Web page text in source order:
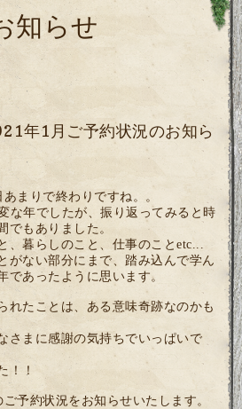
知らせ
年1月ご予約状況のお知ら
まりで終わりですね。。
な年でしたが、振り返ってみると時
でもありました。
、暮らしのこと、仕事のことetc...
がない部分にまで、踏み込んで学ん
であったように思います。
れたことは、ある意味奇跡なのかも
さまに感謝の気持ちでいっぱいで
！！
予約状況をお知らせいたします。